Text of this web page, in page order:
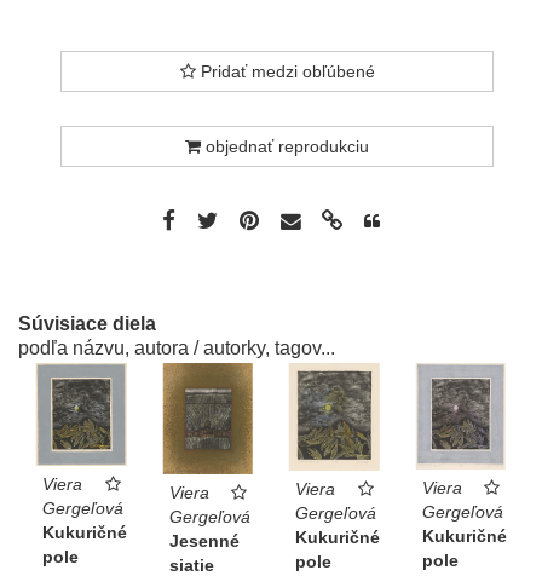
Pridať medzi obľúbené
objednať reprodukciu
Súvisiace diela
podľa názvu, autora / autorky, tagov...
Viera
Gergeľová
Kukuričné
pole
Viera
Gergeľová
Jesenné
siatie
Viera
Gergeľová
Kukuričné
pole
Viera
Gergeľová
Kukuričné
pole